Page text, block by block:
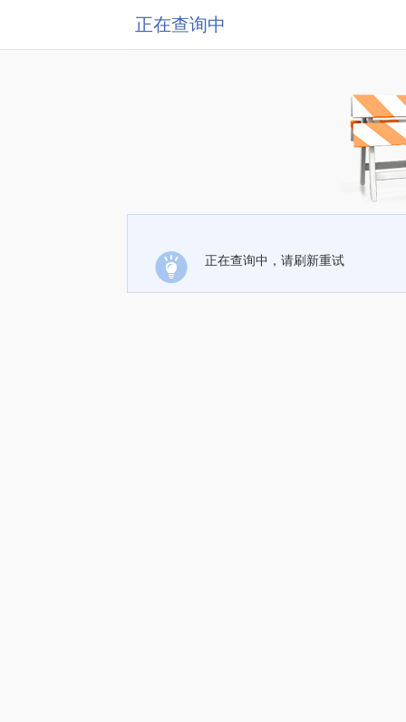
正在查询中
正在查询中，请刷新重试